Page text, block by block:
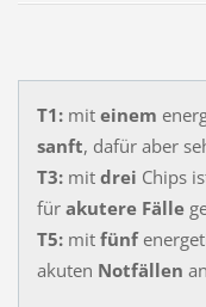
T1:mit einem
sanft, dafür aber
T3:mit drei Chips
für akutere Fälle
T5: mit fünf
akuten Notfällen